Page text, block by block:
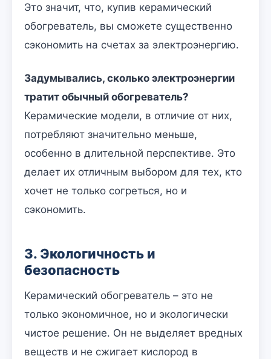
Это значит, что, купив керамический
обогреватель, вы сможете существенно
сэкономить на счетах за электроэнергию.
Задумывались, сколько электроэнергии
тратит обычный обогреватель?
Керамические модели, в отличие от них,
потребляют значительно меньше,
особенно в длительной перспективе. Это
делает их отличным выбором для тех, кто
хочет не только согреться, но и
сэкономить.
3. Экологичность и
безопасность
Керамический обогреватель – это не
только экономичное, но и экологически
чистое решение. Он не выделяет вредных
веществ и не сжигает кислород в